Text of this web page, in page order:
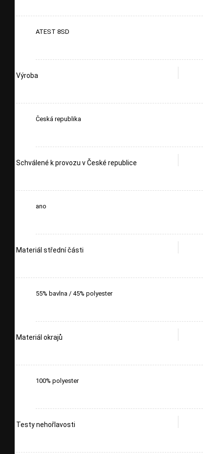
ATEST 8SD
Výroba
Česká republika
Schválené k provozu v České republice
ano
Materiál střední části
55% bavlna / 45% polyester
Materiál okrajů
100% polyester
Testy nehořlavosti